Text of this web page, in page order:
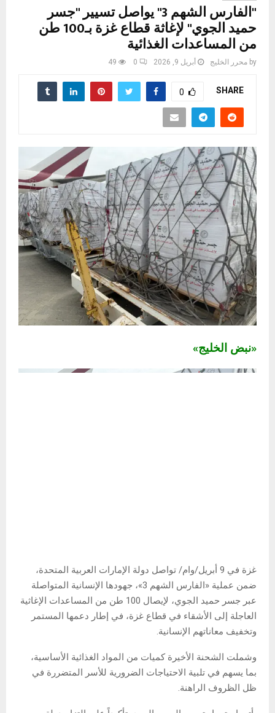
"الفارس الشهم 3" يواصل تسيير "جسر
حميد الجوي" لإغاثة قطاع غزة بـ100 طن
من المساعدات الغذائية
by محرر الخليج أبريل 9, 2026 0
49
SHARE
0
«نبض الخليج»
غزة في 9 أبريل/وام/ تواصل دولة الإمارات العربية المتحدة،
ضمن عملية «الفارس الشهم 3»، جهودها الإنسانية المتواصلة
عبر جسر حميد الجوي، لإيصال 100 طن من المساعدات الإغاثية
العاجلة إلى الأشقاء في قطاع غزة، في إطار دعمها المستمر
وتخفيف معاناتهم الإنسانية.
وشملت الشحنة الأخيرة كميات من المواد الغذائية الأساسية،
بما يسهم في تلبية الاحتياجات الضرورية للأسر المتضررة في
ظل الظروف الراهنة.